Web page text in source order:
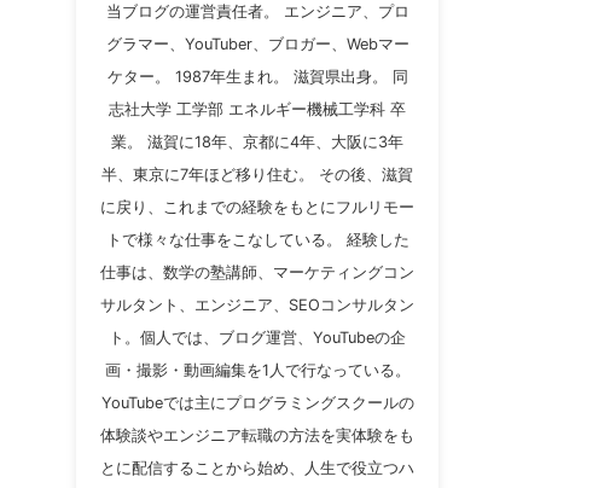
当ブログの運営責任者。 エンジニア、プロ
グラマー、YouTuber、ブロガー、Webマー
ケター。 1987年生まれ。 滋賀県出身。 同
志社大学 工学部 エネルギー機械工学科 卒
業。 滋賀に18年、京都に4年、大阪に3年
半、東京に7年ほど移り住む。 その後、滋賀
に戻り、これまでの経験をもとにフルリモー
トで様々な仕事をこなしている。 経験した
仕事は、数学の塾講師、マーケティングコン
サルタント、エンジニア、SEOコンサルタン
ト。個人では、ブログ運営、YouTubeの企
画・撮影・動画編集を1人で行なっている。
YouTubeでは主にプログラミングスクールの
体験談やエンジニア転職の方法を実体験をも
とに配信することから始め、人生で役立つハ